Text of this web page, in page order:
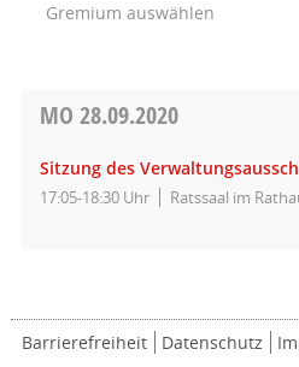
Gremium auswählen
MO 28.09.2020
Sitzung des
17:05-18:30 Uhr Ratssaal im
Barrierefreiheit Datenschutz